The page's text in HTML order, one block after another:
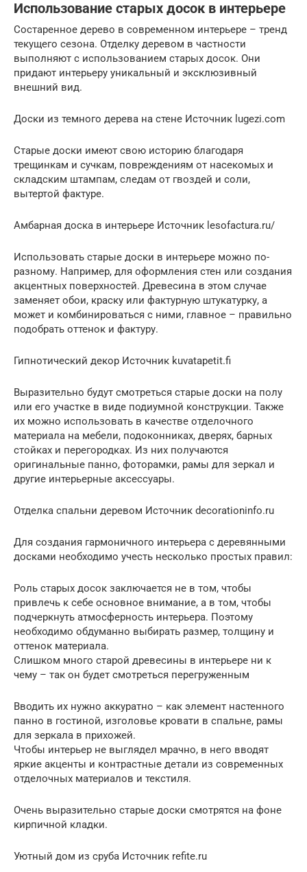
Использование старых досок в интерьере
Состаренное дерево в современном интерьере – тренд
текущего сезона. Отделку деревом в частности
выполняют с использованием старых досок. Они
придают интерьеру уникальный и эксклюзивный
внешний вид.
Доски из темного дерева на стене Источник lugezi.com
Старые доски имеют свою историю благодаря
трещинкам и сучкам, повреждениям от насекомых и
складским штампам, следам от гвоздей и соли,
вытертой фактуре.
Амбарная доска в интерьере Источник lesofactura.ru/
Использовать старые доски в интерьере можно по-
разному. Например, для оформления стен или создания
акцентных поверхностей. Древесина в этом случае
заменяет обои, краску или фактурную штукатурку, а
может и комбинироваться с ними, главное – правильно
подобрать оттенок и фактуру.
Гипнотический декор Источник kuvatapetit.fi
Выразительно будут смотреться старые доски на полу
или его участке в виде подиумной конструкции. Также
их можно использовать в качестве отделочного
материала на мебели, подоконниках, дверях, барных
стойках и перегородках. Из них получаются
оригинальные панно, фоторамки, рамы для зеркал и
другие интерьерные аксессуары.
Отделка спальни деревом Источник decorationinfo.ru
Для создания гармоничного интерьера с деревянными
досками необходимо учесть несколько простых правил:
Роль старых досок заключается не в том, чтобы
привлечь к себе основное внимание, а в том, чтобы
подчеркнуть атмосферность интерьера. Поэтому
необходимо обдуманно выбирать размер, толщину и
оттенок материала.
Слишком много старой древесины в интерьере ни к
чему – так он будет смотреться перегруженным
Вводить их нужно аккуратно – как элемент настенного
панно в гостиной, изголовье кровати в спальне, рамы
для зеркала в прихожей.
Чтобы интерьер не выглядел мрачно, в него вводят
яркие акценты и контрастные детали из современных
отделочных материалов и текстиля.
Очень выразительно старые доски смотрятся на фоне
кирпичной кладки.
Уютный дом из сруба Источник refite.ru